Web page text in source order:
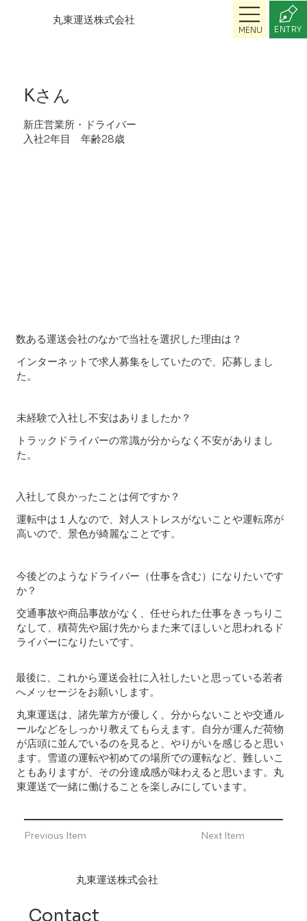
ENTRY
丸東運送株式会社
MENU ENTRY
Kさん
新庄営業所・ドライバー
入社2年目 年齢28歳
数ある運送会社のなかで当社を選択した理由は？
インターネットで求人募集をしていたので、応募しまし
た。
未経験で入社し不安はありましたか？
トラックドライバーの常識が分からなく不安がありまし
た。
入社して良かったことは何ですか？
運転中は１人なので、対人ストレスがないことや運転席が
高いので、景色が綺麗なことです。
今後どのようなドライバー（仕事を含む）になりたいです
か？
交通事故や商品事故がなく、任せられた仕事をきっちりこ
なして、積荷先や届け先からまた来てほしいと思われるド
ライバーになりたいです。
最後に、これから運送会社に入社したいと思っている若者
へメッセージをお願いします。
丸東運送は、諸先輩方が優しく、分からないことや交通ル
ールなどをしっかり教えてもらえます。自分が運んだ荷物
が店頭に並んでいるのを見ると、やりがいを感じると思い
ます。雪道の運転や初めての場所での運転など、難しいこ
ともありますが、その分達成感が味わえると思います。丸
東運送で一緒に働けることを楽しみにしています。
Previous Item Next Item
丸東運送株式会社
Contact